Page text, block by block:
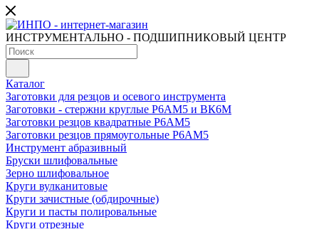
ИНСТРУМЕНТАЛЬНО - ПОДШИПНИКОВЫЙ ЦЕНТР
Каталог
Заготовки для резцов и осевого инструмента
Заготовки - стержни круглые Р6АМ5 и ВК6М
Заготовки резцов квадратные Р6АМ5
Заготовки резцов прямоугольные Р6АМ5
Инструмент абразивный
Бруски шлифовальные
Зерно шлифовальное
Круги вулканитовые
Круги зачистные (обдирочные)
Круги и пасты полировальные
Круги отрезные